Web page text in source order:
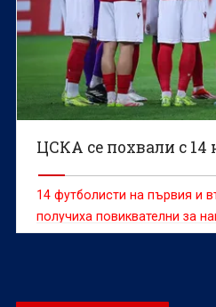
ЦСКА се похвали с 14
14 футболисти на първия и
получиха повиквателни за
своите държави за